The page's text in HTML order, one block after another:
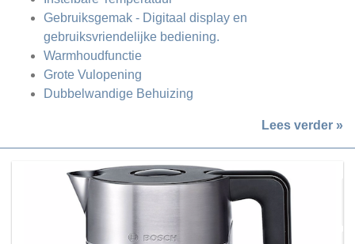
Gebruiksgemak - Digitaal display en
gebruiksvriendelijke bediening.
Warmhoudfunctie
Grote Vulopening
Dubbelwandige Behuizing
Lees verder »